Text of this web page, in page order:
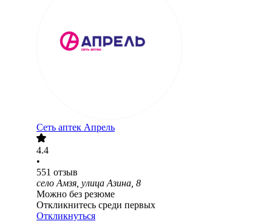
Сеть аптек Апрель
4.4
•
551 отзыв
село Амзя, улица Азина, 8
Можно без резюме
Откликнитесь среди первых
Откликнуться